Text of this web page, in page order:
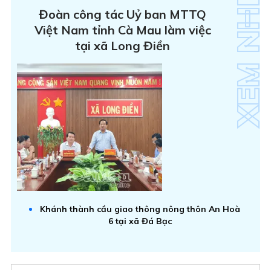
Đoàn công tác Uỷ ban MTTQ
Việt Nam tỉnh Cà Mau làm việc
tại xã Long Điền
Khánh thành cầu giao thông nông thôn An Hoà
6 tại xã Đá Bạc